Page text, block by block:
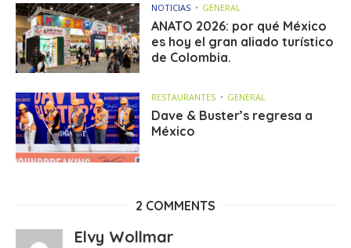
NOTICIAS GENERAL
ANATO 2026: por qué México
es hoy el gran aliado turístico
de Colombia.
RESTAURANTES GENERAL
Dave & Buster’s regresa a
México
2 COMMENTS
Elvy Wollmar